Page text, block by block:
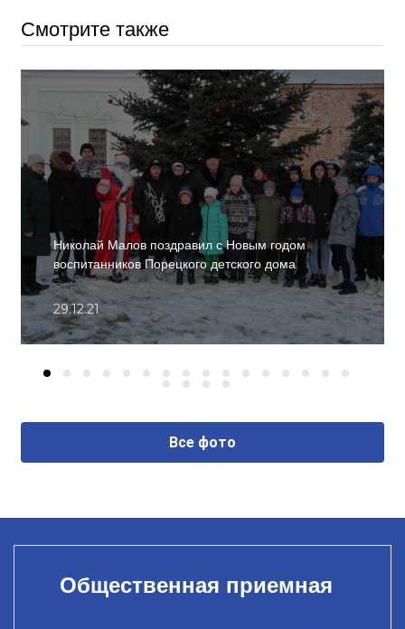
Смотрите также
Николай Малов поздравил с Новым годом
воспитанников Порецкого детского дома
29.12.21
Все фото
Общественная приемная